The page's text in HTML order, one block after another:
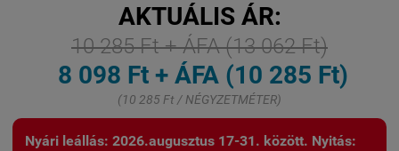
AKTUÁLIS ÁR:
10 285 Ft + ÁFA (13 062 Ft)
8 098 Ft + ÁFA (10 285 Ft)
(10 285 Ft / NÉGYZETMÉTER)
Nyári leállás: 2026.augusztus 17-31. között. Nyitás: